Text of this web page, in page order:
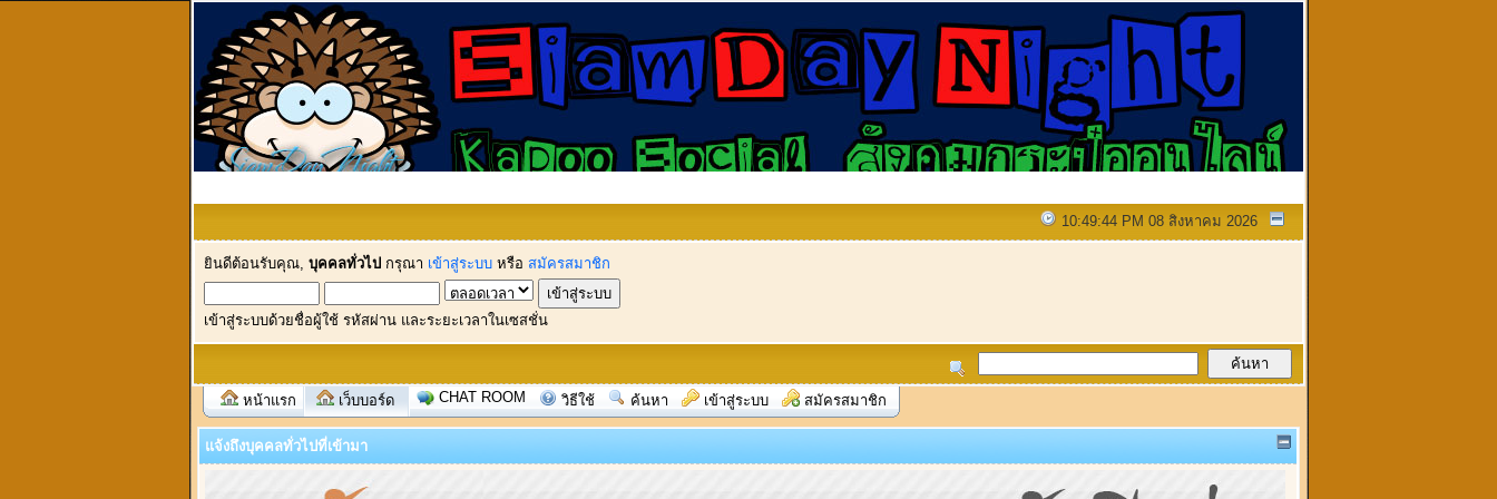
10:49:44 PM 08 สิงหาคม 2026
ยินดีต้อนรับคุณ, บุคคลทั่วไป กรุณา เข้าสู่ระบบ หรือ สมัครสมาชิก
เข้าสู่ระบบด้วยชื่อผู้ใช้ รหัสผ่าน และระยะเวลาในเซสชั่น
หน้าแรก เว็บบอร์ด CHAT ROOM วิธีใช้ ค้นหา เข้าสู่ระบบ สมัครสมาชิก
แจ้งถึงบุคคลทั่วไปที่เข้ามา